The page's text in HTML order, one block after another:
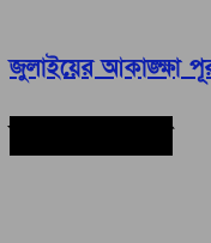
জুলাইয়ের আকাঙ্ক্ষা